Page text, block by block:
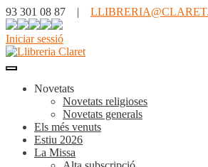
93 301 08 87 |
Iniciar sessió
Novetats
Novetats religioses
Novetats generals
Els més venuts
Estiu 2026
La Missa